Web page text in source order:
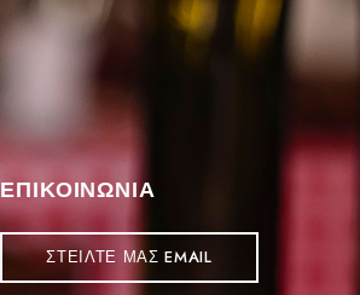
ΕΠΙΚΟΙΝΩΝΙΑ
ΣΤΕΙΛΤΕ ΜΑΣ EMAIL